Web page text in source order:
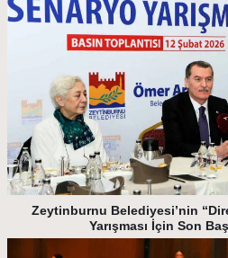
Zeytinburnu Belediyesi’nin
Yarışması İçin Son